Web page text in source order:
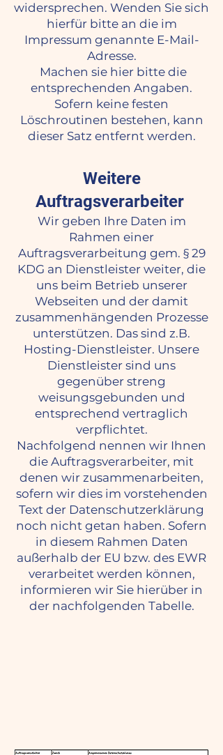
widersprechen. Wenden Sie sich
hierfür bitte an die im
Impressum genannte E-Mail-
Adresse.
Machen sie hier bitte die
entsprechenden Angaben.
Sofern keine festen
Löschroutinen bestehen, kann
dieser Satz entfernt werden.
Weitere
Auftragsverarbeiter
Wir geben Ihre Daten im
Rahmen einer
Auftragsverarbeitung gem. § 29
KDG an Dienstleister weiter, die
uns beim Betrieb unserer
Webseiten und der damit
zusammenhängenden Prozesse
unterstützen. Das sind z.B.
Hosting-Dienstleister. Unsere
Dienstleister sind uns
gegenüber streng
weisungsgebunden und
entsprechend vertraglich
verpflichtet.
Nachfolgend nennen wir Ihnen
die Auftragsverarbeiter, mit
denen wir zusammenarbeiten,
sofern wir dies im vorstehenden
Text der Datenschutzerklärung
noch nicht getan haben. Sofern
in diesem Rahmen Daten
außerhalb der EU bzw. des EWR
verarbeitet werden können,
informieren wir Sie hierüber in
der nachfolgenden Tabelle.